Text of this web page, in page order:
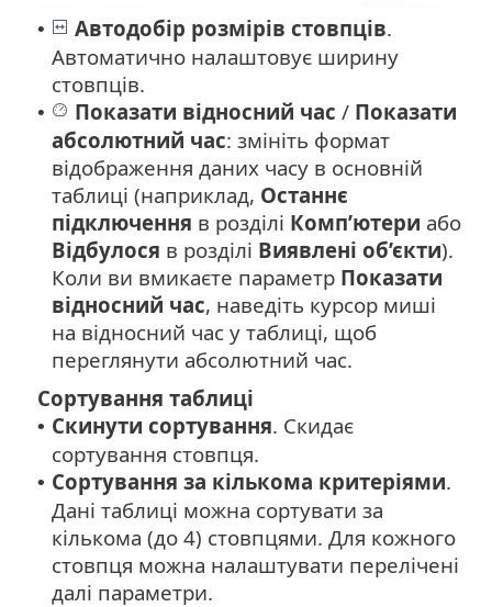
• Автодобір розмірів стовпців.
Автоматично налаштовує ширину
стовпців.
• Показати відносний час / Показати
абсолютний час: змініть формат
відображення даних часу в основній
таблиці (наприклад, Останнє
підключення в розділі Комп’ютери або
Відбулося в розділі Виявлені об’єкти).
Коли ви вмикаєте параметр Показати
відносний час, наведіть курсор миші
на відносний час у таблиці, щоб
переглянути абсолютний час.
Сортування таблиці
• Скинути сортування. Скидає
сортування стовпця.
• Сортування за кількома критеріями.
Дані таблиці можна сортувати за
кількома (до 4) стовпцями. Для кожного
стовпця можна налаштувати перелічені
далі параметри.